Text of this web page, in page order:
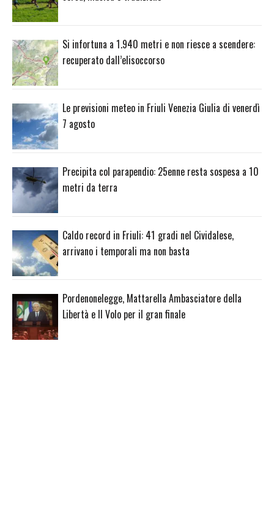
Si infortuna a 1.940 metri e non riesce a scendere:
recuperato dall’elisoccorso
Le previsioni meteo in Friuli Venezia Giulia di venerdì
7 agosto
Precipita col parapendio: 25enne resta sospesa a 10
metri da terra
Caldo record in Friuli: 41 gradi nel Cividalese,
arrivano i temporali ma non basta
Pordenonelegge, Mattarella Ambasciatore della
Libertà e Il Volo per il gran finale